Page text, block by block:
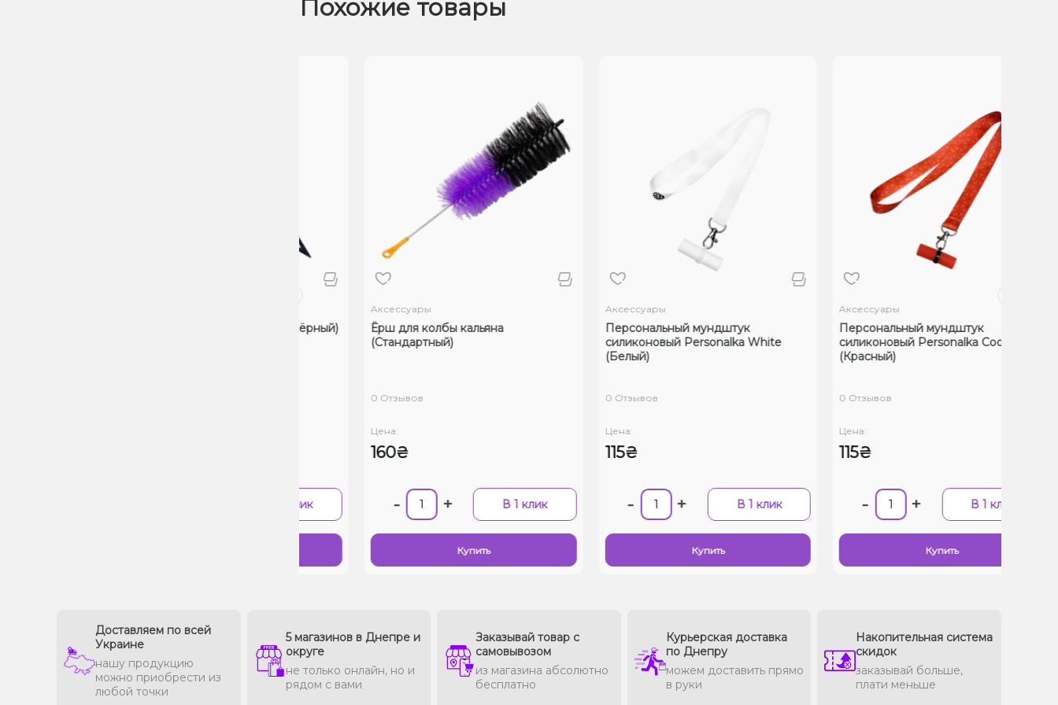
Похожие товары
Аксессуары
Ёрш для колбы кальяна
(Стандартный)
0 Отзывов
+
Аксессуары
Персональный мундштук
силиконовый Personalka White
0 Отзывов
+
Аксессуары
Персональный мундштук
силиконовый Personalka Code Red
(Красный)
0 Отзывов
+
Доставляем по всей
Украине
нашу продукцию
можно приобрести из
любой точки
5 магазинов в Днепре и
округе
не только онлайн, но и
рядом с вами
Заказывай товар с
самовывозом
из магазина абсолютно
бесплатно
Курьерская доставка
по Днепру
можем доставить прямо
в руки
Накопительная система
скидок
заказывай больше,
плати меньше